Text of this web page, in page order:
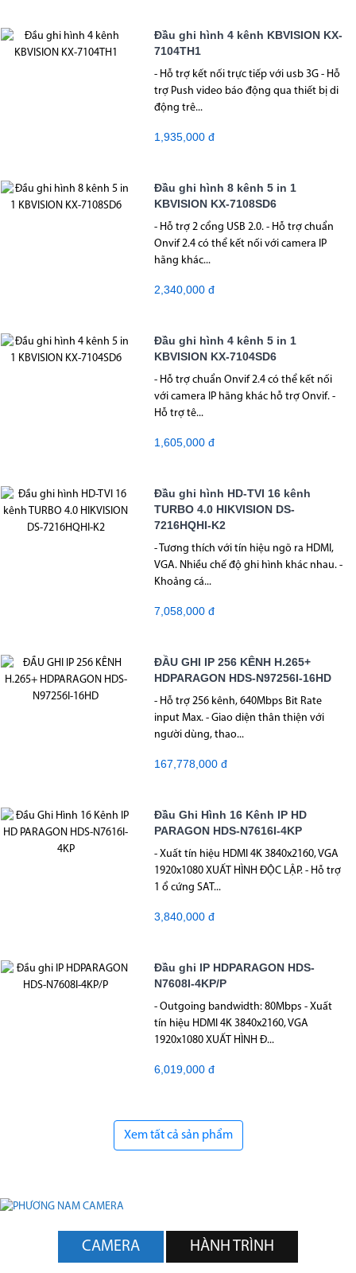
Đầu ghi hình 4 kênh KBVISION KX-
7104TH1
- Hỗ trợ kết nối trực tiếp với usb 3G - Hỗ
trợ Push video báo động qua thiết bị di
động trê...
1,935,000 đ
Đầu ghi hình 8 kênh 5 in 1
KBVISION KX-7108SD6
- Hỗ trợ 2 cổng USB 2.0. - Hỗ trợ chuẩn
Onvif 2.4 có thể kết nối với camera IP
hãng khác...
2,340,000 đ
Đầu ghi hình 4 kênh 5 in 1
KBVISION KX-7104SD6
- Hỗ trợ chuẩn Onvif 2.4 có thể kết nối
với camera IP hãng khác hỗ trợ Onvif. -
Hỗ trợ tê...
1,605,000 đ
Đầu ghi hình HD-TVI 16 kênh
TURBO 4.0 HIKVISION DS-
7216HQHI-K2
- Tương thích với tín hiệu ngõ ra HDMI,
VGA. Nhiều chế độ ghi hình khác nhau. -
Khoảng cá...
7,058,000 đ
ĐẦU GHI IP 256 KÊNH H.265+
HDPARAGON HDS-N97256I-16HD
- Hỗ trợ 256 kênh, 640Mbps Bit Rate
input Max. - Giao diện thân thiện với
người dùng, thao...
167,778,000 đ
Đầu Ghi Hình 16 Kênh IP HD
PARAGON HDS-N7616I-4KP
- Xuất tín hiệu HDMI 4K 3840x2160, VGA
1920x1080 XUẤT HÌNH ĐỘC LẬP. - Hỗ trợ
1 ổ cứng SAT...
3,840,000 đ
Đầu ghi IP HDPARAGON HDS-
N7608I-4KP/P
- Outgoing bandwidth: 80Mbps - Xuất
tín hiệu HDMI 4K 3840x2160, VGA
1920x1080 XUẤT HÌNH Đ...
6,019,000 đ
Xem tất cả sản phẩm
CAMERA HÀNH TRÌNH